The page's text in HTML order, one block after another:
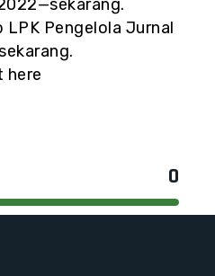
Pengelola Jurnal
here
0